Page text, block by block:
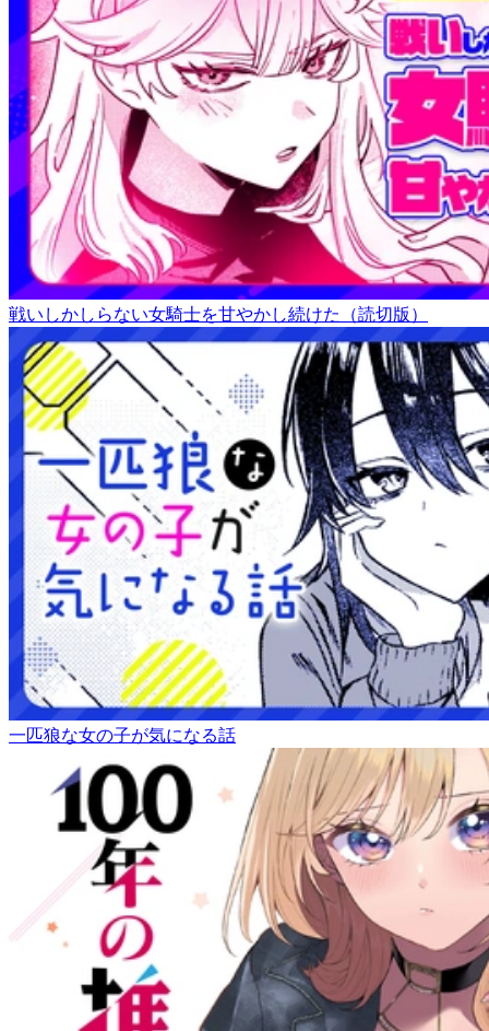
戦いしかしらない女騎士を甘やかし続けた（読切版）
一匹狼な女の子が気になる話